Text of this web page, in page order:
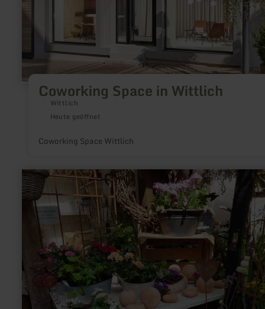
Coworking Space in Wittlich
Wittlich
Heute geöffnet
Coworking Space Wittlich
mehr
erfahren
zu:
Die
Deko-
Scheune
Hausten